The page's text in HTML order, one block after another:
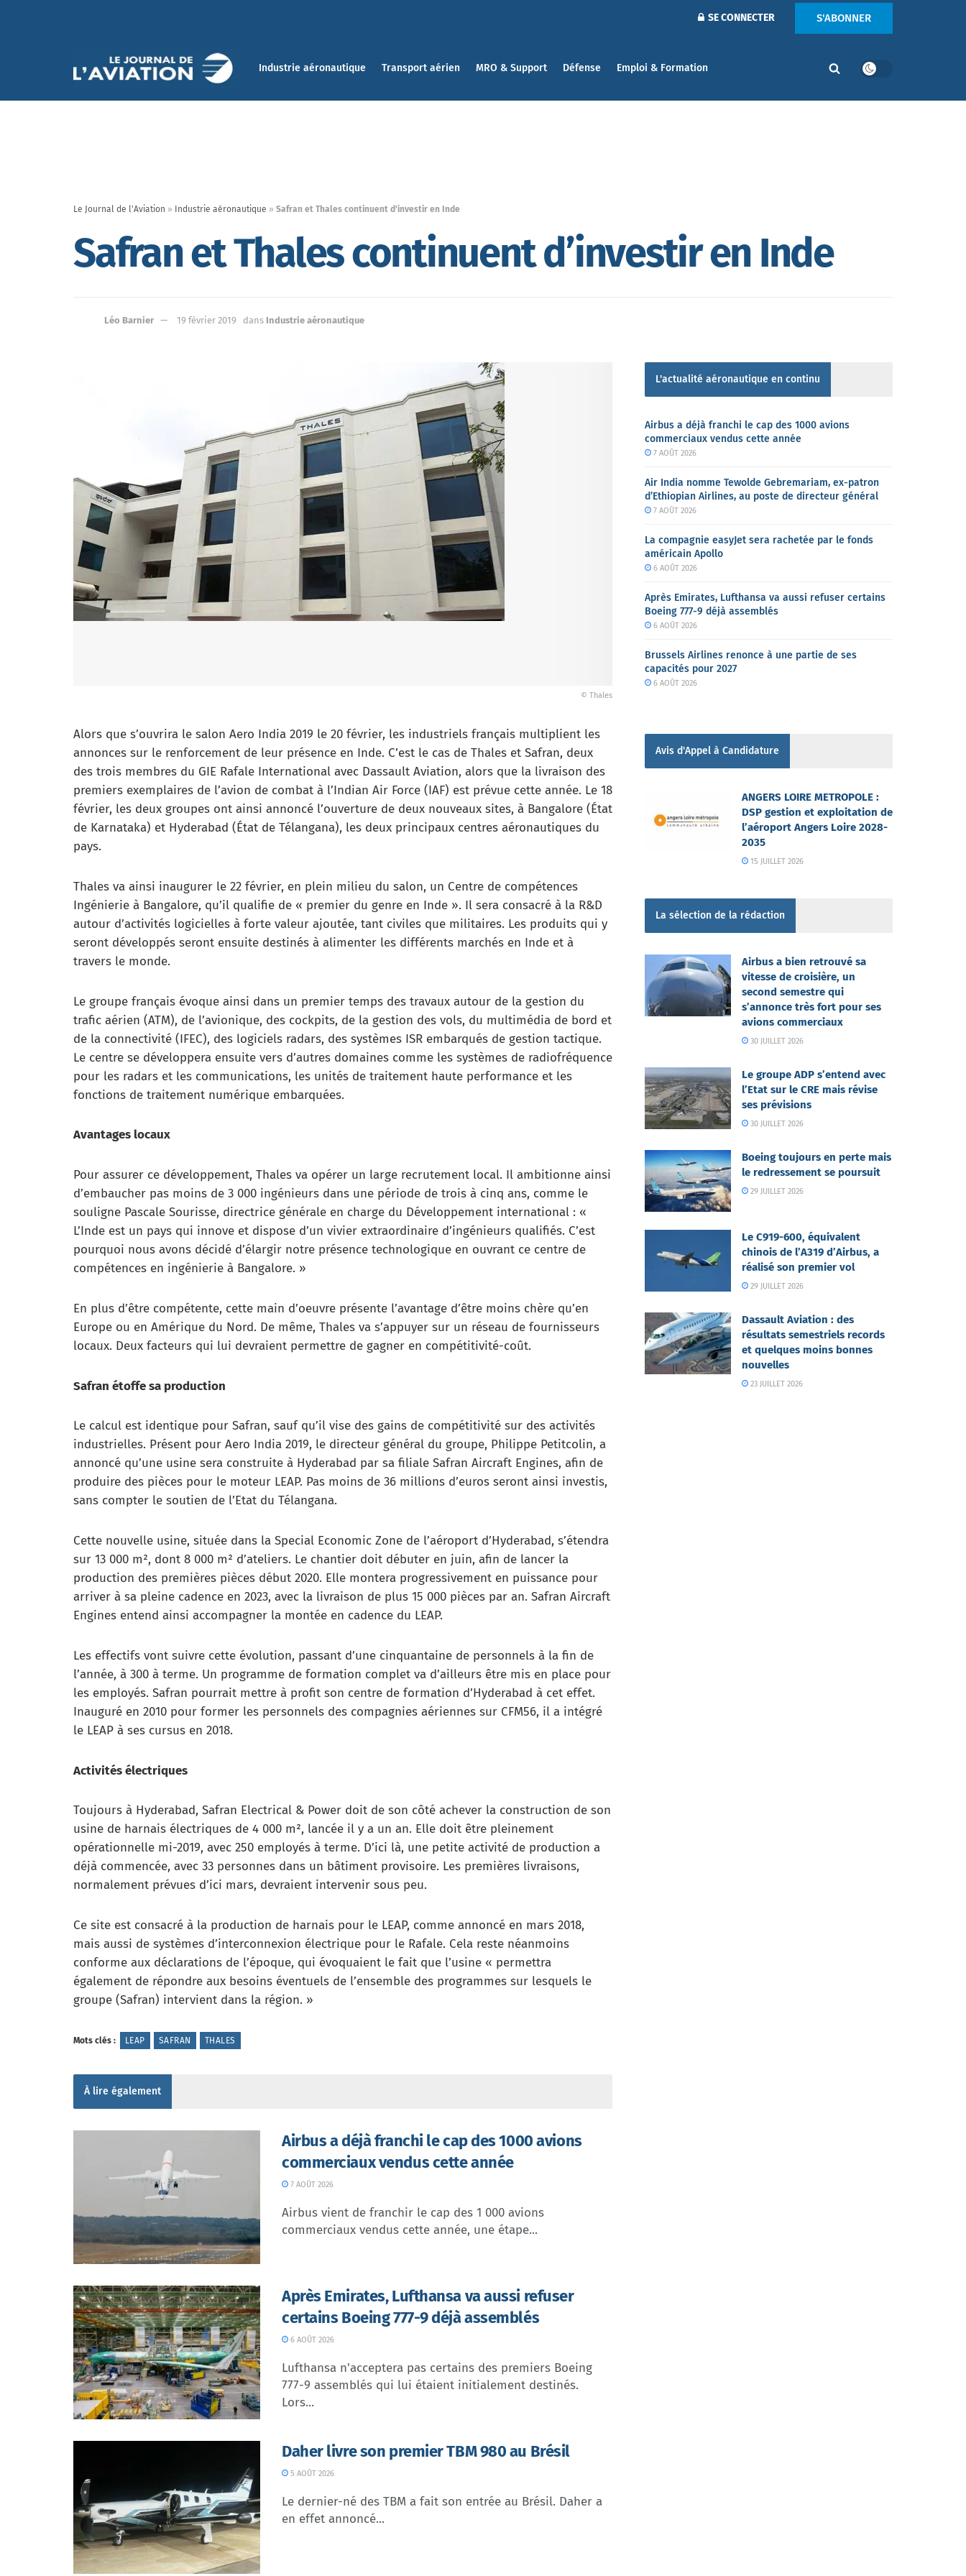
SE CONNECTER S'ABONNER
Industrie aéronautique Transport aérien MRO & Support Défense Emploi & Formation
Le Journal de l'Aviation » Industrie aéronautique » Safran et Thales continuent d’investir en Inde
Safran et Thales continuent d’investir en Inde
Léo Barnier 19 février 2019 dans Industrie aéronautique
© Thales
Alors que s’ouvrira le salon Aero India 2019 le 20 février, les industriels français multiplient les
annonces sur le renforcement de leur présence en Inde. C’est le cas de Thales et Safran, deux
des trois membres du GIE Rafale International avec Dassault Aviation, alors que la livraison des
premiers exemplaires de l’avion de combat à l’Indian Air Force (IAF) est prévue cette année. Le 18
février, les deux groupes ont ainsi annoncé l’ouverture de deux nouveaux sites, à Bangalore (État
de Karnataka) et Hyderabad (État de Télangana), les deux principaux centres aéronautiques du
pays.
Thales va ainsi inaugurer le 22 février, en plein milieu du salon, un Centre de compétences
Ingénierie à Bangalore, qu’il qualifie de « premier du genre en Inde ». Il sera consacré à la R&D
autour d’activités logicielles à forte valeur ajoutée, tant civiles que militaires. Les produits qui y
seront développés seront ensuite destinés à alimenter les différents marchés en Inde et à
travers le monde.
Le groupe français évoque ainsi dans un premier temps des travaux autour de la gestion du
trafic aérien (ATM), de l’avionique, des cockpits, de la gestion des vols, du multimédia de bord et
de la connectivité (IFEC), des logiciels radars, des systèmes ISR embarqués de gestion tactique.
Le centre se développera ensuite vers d’autres domaines comme les systèmes de radiofréquence
pour les radars et les communications, les unités de traitement haute performance et les
fonctions de traitement numérique embarquées.
Avantages locaux
Pour assurer ce développement, Thales va opérer un large recrutement local. Il ambitionne ainsi
d’embaucher pas moins de 3 000 ingénieurs dans une période de trois à cinq ans, comme le
souligne Pascale Sourisse, directrice générale en charge du Développement international : «
L’Inde est un pays qui innove et dispose d’un vivier extraordinaire d’ingénieurs qualifiés. C’est
pourquoi nous avons décidé d’élargir notre présence technologique en ouvrant ce centre de
compétences en ingénierie à Bangalore. »
En plus d’être compétente, cette main d’oeuvre présente l’avantage d’être moins chère qu’en
Europe ou en Amérique du Nord. De même, Thales va s’appuyer sur un réseau de fournisseurs
locaux. Deux facteurs qui lui devraient permettre de gagner en compétitivité-coût.
Safran étoffe sa production
Le calcul est identique pour Safran, sauf qu’il vise des gains de compétitivité sur des activités
industrielles. Présent pour Aero India 2019, le directeur général du groupe, Philippe Petitcolin, a
annoncé qu’une usine sera construite à Hyderabad par sa filiale Safran Aircraft Engines, afin de
produire des pièces pour le moteur LEAP. Pas moins de 36 millions d’euros seront ainsi investis,
sans compter le soutien de l’Etat du Télangana.
Cette nouvelle usine, située dans la Special Economic Zone de l’aéroport d’Hyderabad, s’étendra
sur 13 000 m², dont 8 000 m² d’ateliers. Le chantier doit débuter en juin, afin de lancer la
production des premières pièces début 2020. Elle montera progressivement en puissance pour
arriver à sa pleine cadence en 2023, avec la livraison de plus 15 000 pièces par an. Safran Aircraft
Engines entend ainsi accompagner la montée en cadence du LEAP.
Les effectifs vont suivre cette évolution, passant d’une cinquantaine de personnels à la fin de
l’année, à 300 à terme. Un programme de formation complet va d’ailleurs être mis en place pour
les employés. Safran pourrait mettre à profit son centre de formation d’Hyderabad à cet effet.
Inauguré en 2010 pour former les personnels des compagnies aériennes sur CFM56, il a intégré
le LEAP à ses cursus en 2018.
Activités électriques
Toujours à Hyderabad, Safran Electrical & Power doit de son côté achever la construction de son
usine de harnais électriques de 4 000 m², lancée il y a un an. Elle doit être pleinement
opérationnelle mi-2019, avec 250 employés à terme. D’ici là, une petite activité de production a
déjà commencée, avec 33 personnes dans un bâtiment provisoire. Les premières livraisons,
normalement prévues d’ici mars, devraient intervenir sous peu.
Ce site est consacré à la production de harnais pour le LEAP, comme annoncé en mars 2018,
mais aussi de systèmes d’interconnexion électrique pour le Rafale. Cela reste néanmoins
conforme aux déclarations de l’époque, qui évoquaient le fait que l’usine « permettra
également de répondre aux besoins éventuels de l’ensemble des programmes sur lesquels le
groupe (Safran) intervient dans la région. »
Mots clés : LEAP SAFRAN THALES
À lire également
Airbus a déjà franchi le cap des 1000 avions
commerciaux vendus cette année
7 AOÛT 2026
Airbus vient de franchir le cap des 1 000 avions
commerciaux vendus cette année, une étape...
Après Emirates, Lufthansa va aussi refuser
certains Boeing 777-9 déjà assemblés
6 AOÛT 2026
Lufthansa n'acceptera pas certains des premiers Boeing
777-9 assemblés qui lui étaient initialement destinés.
Lors...
Daher livre son premier TBM 980 au Brésil
5 AOÛT 2026
Le dernier-né des TBM a fait son entrée au Brésil. Daher a
en effet annoncé...
L'actualité aéronautique en continu
Airbus a déjà franchi le cap des 1000 avions
commerciaux vendus cette année
7 AOÛT 2026
Air India nomme Tewolde Gebremariam, ex-patron
d’Ethiopian Airlines, au poste de directeur général
7 AOÛT 2026
La compagnie easyJet sera rachetée par le fonds
américain Apollo
6 AOÛT 2026
Après Emirates, Lufthansa va aussi refuser certains
Boeing 777-9 déjà assemblés
6 AOÛT 2026
Brussels Airlines renonce à une partie de ses
capacités pour 2027
6 AOÛT 2026
Avis d'Appel à Candidature
ANGERS LOIRE METROPOLE :
DSP gestion et exploitation de
l’aéroport Angers Loire 2028-
2035
15 JUILLET 2026
La sélection de la rédaction
Airbus a bien retrouvé sa
vitesse de croisière, un
second semestre qui
s’annonce très fort pour ses
avions commerciaux
30 JUILLET 2026
Le groupe ADP s’entend avec
l’Etat sur le CRE mais révise
ses prévisions
30 JUILLET 2026
Boeing toujours en perte mais
le redressement se poursuit
29 JUILLET 2026
Le C919-600, équivalent
chinois de l’A319 d’Airbus, a
réalisé son premier vol
29 JUILLET 2026
Dassault Aviation : des
résultats semestriels records
et quelques moins bonnes
nouvelles
23 JUILLET 2026